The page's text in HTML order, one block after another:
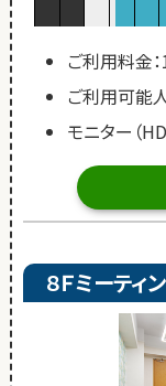
ご利用料金
ご利用可能
モニター（
８Ｆミーティ